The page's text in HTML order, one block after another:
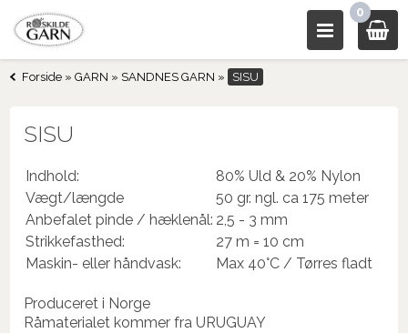
0
Forside »GARN » SANDNES GARN » SISU
SISU
Indhold:
80% Uld & 20% Nylon
Vægt/længde
50 gr. ngl. ca 175 meter
Anbefalet pinde / hæklenål: 2,5 - 3 mm
Strikkefasthed:
27 m = 10 cm
Maskin- eller håndvask:
Max 40°C / Tørres fladt
Produceret i Norge
Råmaterialet kommer fra URUGUAY